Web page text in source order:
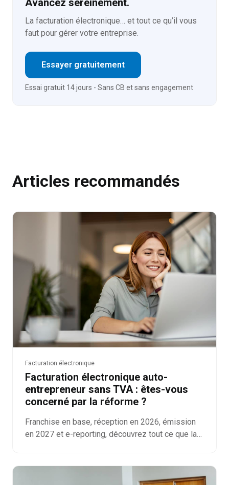
Avancez sereinement.
La facturation électronique… et tout ce qu’il vous
faut pour gérer votre entreprise.
Essayer gratuitement
Essai gratuit 14 jours - Sans CB et sans engagement
Articles recommandés
Facturation électronique
Facturation électronique auto-
entrepreneur sans TVA : êtes-vous
concerné par la réforme ?
Franchise en base, réception en 2026, émission
en 2027 et e-reporting, découvrez tout ce que la